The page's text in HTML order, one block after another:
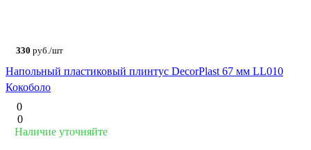
330 руб./шт
Напольный пластиковый плинтус DecorPlast 67 мм LL010
Кокоболо
0
0
Наличие уточняйте